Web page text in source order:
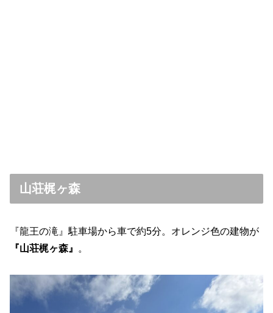
山荘梶ヶ森
『龍王の滝』駐車場から車で約5分。オレンジ色の建物が
『山荘梶ヶ森』
。